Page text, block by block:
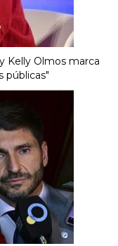
Kelly Olmos marca
públicas"